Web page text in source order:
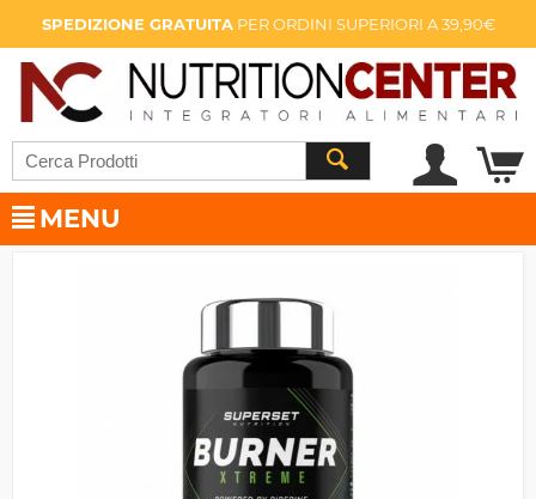
SPEDIZIONE GRATUITAPER ORDINI SUPERIORI A 39,90€
MENU